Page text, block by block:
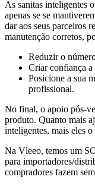
As sanitas inteligentes
apenas se se
dar aos seus parceiros
manutenção corretos,
Reduzir o
Criar confiança a
Posicione a sua
profissional.
No final, o apoio pós-
produto. Quanto mais
inteligentes, mais eles
Na Vleeo, temos um
para importadores/
compradores fazem